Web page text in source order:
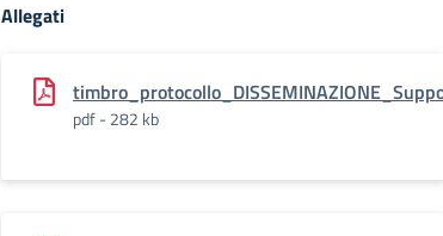
Allegati
pdf - 282 kb